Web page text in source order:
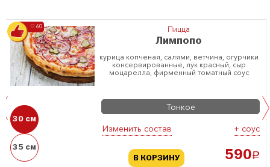
♡ 60
Пицца
Лимпопо
курица копченая, салями, ветчина, огурчики
консервированные, лук красный, сыр
моцарелла, фирменный томатный соус
30 см
35 см
Тонкое
Изменить состав + соус
В КОРЗИНУ 590a